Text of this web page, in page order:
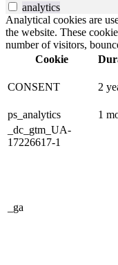
analytics
Analytical cookies are
the website. These
number of visitors,
Cookie
CONSENT 2
ps_analytics
1
_dc_gtm_UA-
17226617-1
_ga